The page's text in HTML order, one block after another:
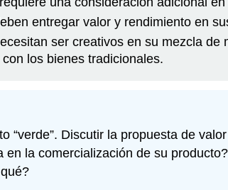
entregar valor y rendimiento en
ser creativos en su mezcla
los bienes tradicionales.
“verde”. Discutir la propuesta de
en la comercialización de su